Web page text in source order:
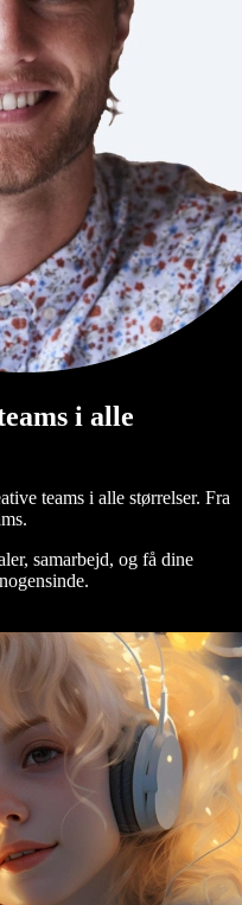
i alle
teams i alle størrelser. Fra
samarbejd, og få dine